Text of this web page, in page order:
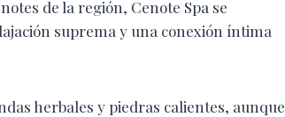
de la región, Cenote Spa se
suprema y una conexión íntima
herbales y piedras calientes, aunque